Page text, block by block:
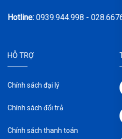
Hotline: 0939.944.998 -
HỖ TRỢ
Chính sách đại lý
Chính sách đổi trả
Chính sách thanh toán